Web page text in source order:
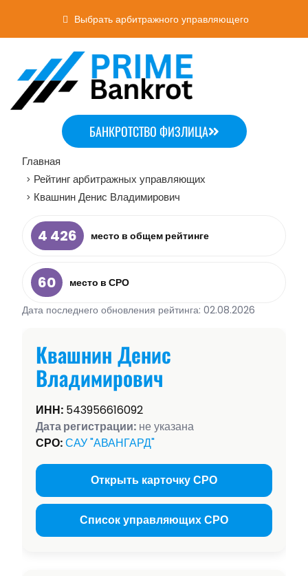
Выбрать арбитражного управляющего
БАНКРОТСТВО ФИЗЛИЦА
Главная
> Рейтинг арбитражных управляющих
> Квашнин Денис Владимирович
4 426 место в общем рейтинге
60
место в СРО
Дата последнего обновления рейтинга: 02.08.2026
Квашнин Денис
Владимирович
ИНН: 543956616092
Дата регистрации: не указана
СРО:САУ "АВАНГАРД"
Открыть карточку СРО
Список управляющих СРО